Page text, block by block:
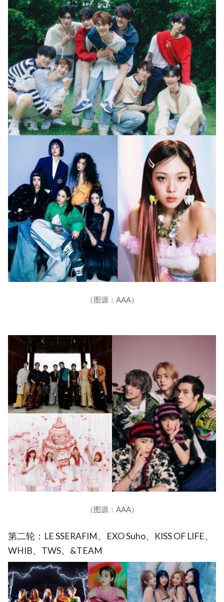
（图源：AAA）
（图源：AAA）
第二轮：LE SSERAFIM、EXO Suho、KISS OF LIFE、
WHIB、TWS、&TEAM